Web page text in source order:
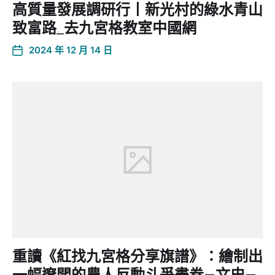
高質量發展調研行丨新光村的綠水青山
致富路_去九宮格教室中國網
2024 年 12 月 14 日
重讀《紅找九宮格分享旗譜》：繪制出